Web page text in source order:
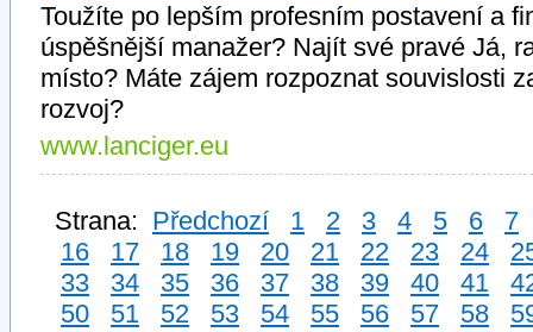
Toužíte po lepším profesním postavení a
úspěšnější manažer? Najít své pravé Já,
místo? Máte zájem rozpoznat souvislosti
rozvoj?
www.lanciger.eu
Strana: Předchozí 1 2 3 4 5 6
7
16
17 18 19 20 21 22 23 24
33
34 35 36 37 38 39 40 41
50
51 52 53 54 55 56 57 58